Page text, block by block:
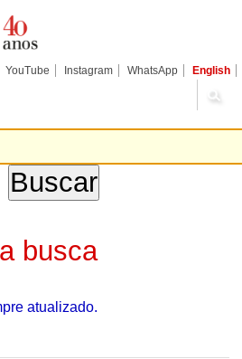
YouTube Instagram WhatsApp English
busca
atualizado.